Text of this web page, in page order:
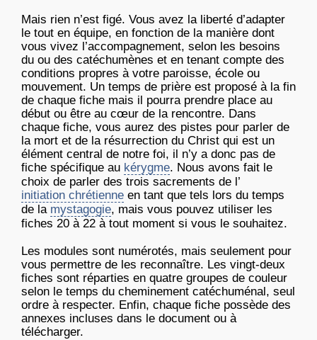
Mais rien n’est figé. Vous avez la liberté d’adapter
le tout en équipe, en fonction de la manière dont
vous vivez l’accompagnement, selon les besoins
du ou des catéchumènes et en tenant compte des
conditions propres à votre paroisse, école ou
mouvement. Un temps de prière est proposé à la fin
de chaque fiche mais il pourra prendre place au
début ou être au cœur de la rencontre. Dans
chaque fiche, vous aurez des pistes pour parler de
la mort et de la résurrection du Christ qui est un
élément central de notre foi, il n’y a donc pas de
fiche spécifique au kérygme. Nous avons fait le
choix de parler des trois sacrements de l’
initiation chrétienne en tant que tels lors du temps
de la mystagogie, mais vous pouvez utiliser les
fiches 20 à 22 à tout moment si vous le souhaitez.
Les modules sont numérotés, mais seulement pour
vous permettre de les reconnaître. Les vingt-deux
fiches sont réparties en quatre groupes de couleur
selon le temps du cheminement catéchuménal, seul
ordre à respecter. Enfin, chaque fiche possède des
annexes incluses dans le document ou à
télécharger.